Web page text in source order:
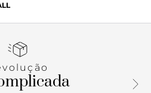
Ele une a sofisticação do salto
do detalhe metálico prateado
instantaneamente o visual
extra de confiança e atitude!